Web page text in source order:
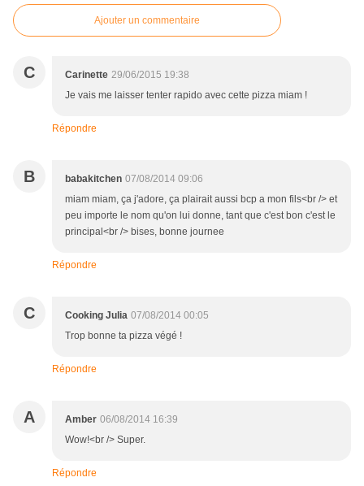
Ajouter un commentaire
C Carinette 29/06/2015 19:38
Je vais me laisser tenter rapido avec cette pizza miam !
Répondre
B babakitchen 07/08/2014 09:06
miam miam, ça j'adore, ça plairait aussi bcp a mon fils<br /> et
peu importe le nom qu'on lui donne, tant que c'est bon c'est le
principal<br /> bises, bonne journee
Répondre
C Cooking Julia 07/08/2014 00:05
Trop bonne ta pizza végé !
Répondre
A Amber 06/08/2014 16:39
Wow!<br /> Super.
Répondre